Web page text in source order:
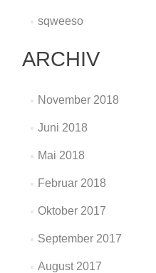
sqweeso
ARCHIV
November 2018
Juni 2018
Mai 2018
Februar 2018
Oktober 2017
September 2017
August 2017